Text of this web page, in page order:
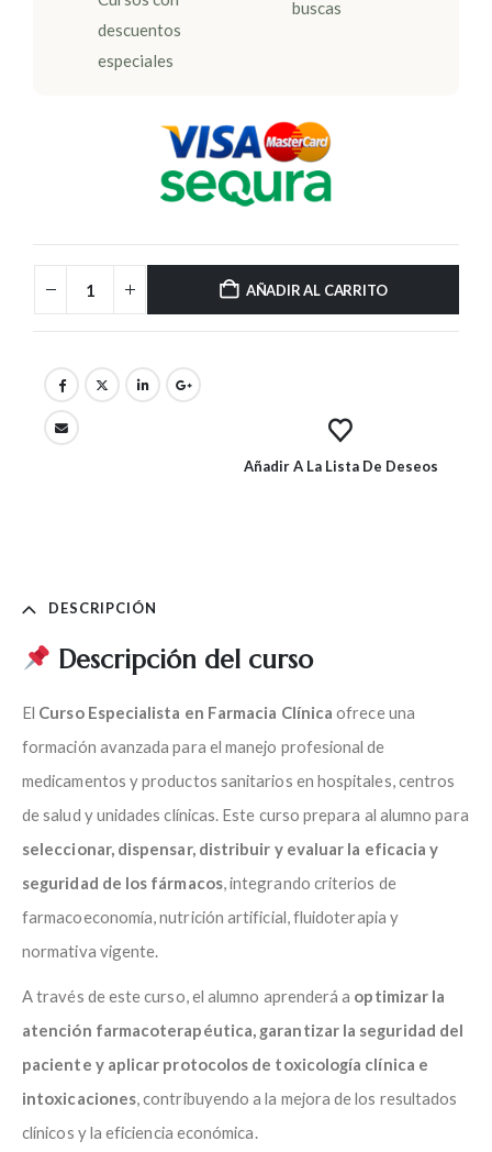
descuentos
especiales
buscas
AÑADIR AL CARRITO
Añadir A La Lista De Deseos
DESCRIPCIÓN
Descripción del curso
El Curso Especialista en Farmacia Clínica ofrece una
formación avanzada para el manejo profesional de
medicamentos y productos sanitarios en hospitales, centros
de salud y unidades clínicas. Este curso prepara al alumno para
seleccionar, dispensar, distribuir y evaluar la eficacia y
seguridad de los fármacos, integrando criterios de
farmacoeconomía, nutrición artificial, fluidoterapia y
normativa vigente.
A través de este curso, el alumno aprenderá a optimizar la
atención farmacoterapéutica, garantizar la seguridad del
paciente y aplicar protocolos de toxicología clínica e
intoxicaciones, contribuyendo a la mejora de los resultados
clínicos y la eficiencia económica.